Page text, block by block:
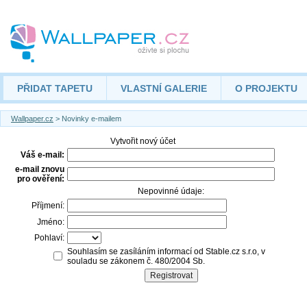
PŘIDAT TAPETU VLASTNÍ GALERIE O PROJEKTU
Wallpaper.cz > Novinky e-mailem